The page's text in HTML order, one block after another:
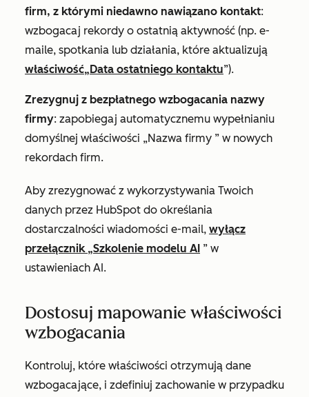
firm, z którymi niedawno nawiązano kontakt:
wzbogacaj rekordy o ostatnią aktywność (np. e-
maile, spotkania lub działania, które aktualizują
właściwość„Data ostatniego kontaktu”).
Zrezygnuj z bezpłatnego wzbogacania nazwy
firmy: zapobiegaj automatycznemu wypełnianiu
domyślnej właściwości „Nazwa firmy ” w nowych
rekordach firm.
Aby zrezygnować z wykorzystywania Twoich
danych przez HubSpot do określania
dostarczalności wiadomości e-mail, wyłącz
przełącznik „Szkolenie modelu AI ” w
ustawieniach AI.
Dostosuj mapowanie właściwości
wzbogacania
Kontroluj, które właściwości otrzymują dane
wzbogacające, i zdefiniuj zachowanie w przypadku